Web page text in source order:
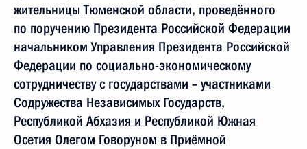
жительницы Тюменской области, проведённого
по поручению Президента Российской Федерации
начальником Управления Президента Российской
Федерации по социально-экономическому
сотрудничеству с государствами – участниками
Содружества Независимых Государств,
Республикой Абхазия и Республикой Южная
Осетия Олегом Говоруном в Приёмной